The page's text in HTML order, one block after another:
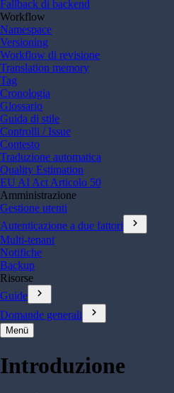
Fallback di backend
Workflow
Namespace
Versioning
Workflow di revisione
Translation memory
Tag
Cronologia
Glossario
Guida di stile
Controlli / Issue
Contesto
Traduzione automatica
Quality Estimation
EU AI Act Articolo 50
Amministrazione
Gestione utenti
Autenticazione a due fattori
chevron_right
Multi-tenant
Notifiche
Backup
Risorse
Guide
chevron_right
Domande generali chevron_right
Menü
Introduzione